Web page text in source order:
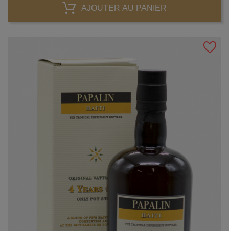
AJOUTER AU PANIER